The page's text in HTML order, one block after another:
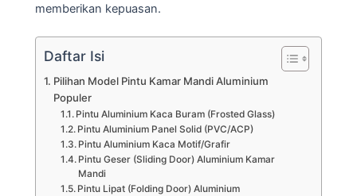
memberikan kepuasan.
Daftar Isi
Pilihan Model Pintu Kamar Mandi Aluminium
Populer
Pintu Aluminium Kaca Buram (Frosted Glass)
Pintu Aluminium Panel Solid (PVC/ACP)
Pintu Aluminium Kaca Motif/Grafir
Pintu Geser (Sliding Door) Aluminium Kamar
Mandi
Pintu Lipat (Folding Door) Aluminium